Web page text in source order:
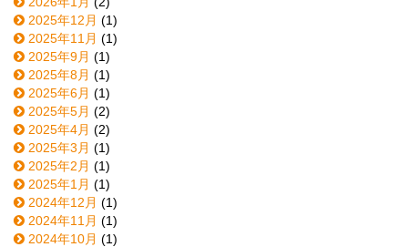
2025年12月 (1)
2025年11月 (1)
2025年9月 (1)
2025年8月 (1)
2025年6月 (1)
2025年5月 (2)
2025年4月 (2)
2025年3月 (1)
2025年2月 (1)
2025年1月 (1)
2024年12月 (1)
2024年11月 (1)
2024年10月 (1)